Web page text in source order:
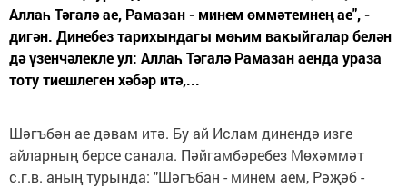
Аллаһ Тәгалә ае, Рамазан - минем өммәтемнең ае", -
дигән. Динебез тарихындагы мөһим вакыйгалар белән
дә үзенчәлекле ул: Аллаһ Тәгалә Рамазан аенда ураза
тоту тиешлеген хәбәр итә,...
Шәгъбән ае дәвам итә. Бу ай Ислам динендә изге
айларның берсе санала. Пәйгамбәребез Мөхәммәт
с.г.в. аның турында: "Шәгъбан - минем аем, Рәҗәб -